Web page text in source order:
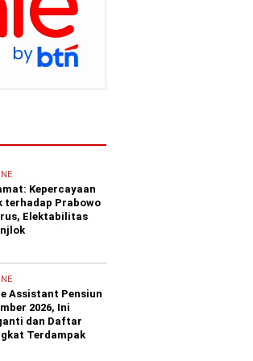
Kepercayaan
terhadap Prabowo
Elektabilitas
Assistant Pensiun
2026, Ini
dan Daftar
Terdampak